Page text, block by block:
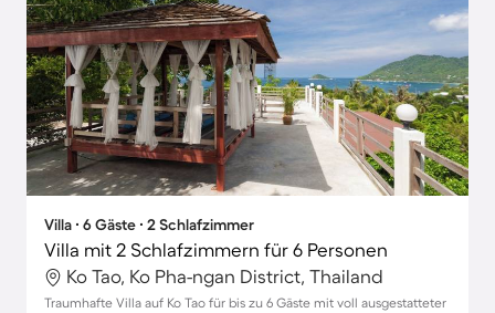
Villa ∙ 6 Gäste ∙ 2 Schlafzimmer
Villa mit 2 Schlafzimmern für 6 Personen
Ko Tao, Ko Pha-ngan District, Thailand
Traumhafte Villa auf Ko Tao für bis zu 6 Gäste mit voll ausgestatteter